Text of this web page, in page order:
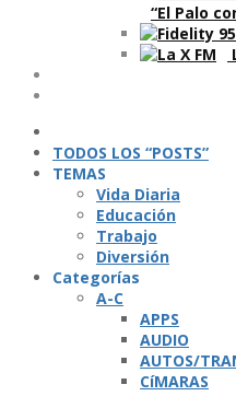
“El Palo
TODOS LOS “POSTS”
TEMAS
Vida Diaria
Educación
Trabajo
Diversión
Categorí­as
A-C
APPS
AUDIO
AUTOS/
CíMARAS